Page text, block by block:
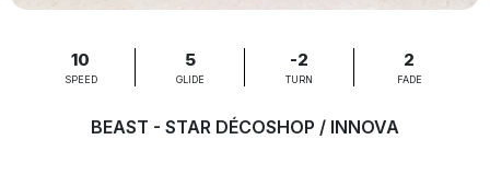
10
SPEED
5
GLIDE
-2
TURN
2
FADE
BEAST - STAR DÉCOSHOP / INNOVA